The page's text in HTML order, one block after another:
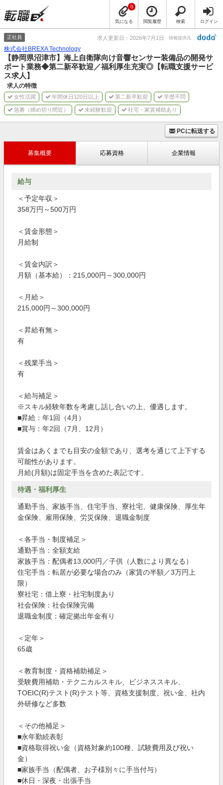
気になる
0
閲覧履歴 検索 ログイン
正社員 求人更新日：2026年7月1日 情報提供元
株式会社BREXA Technology
【静岡県沼津市】海上自衛隊向け音響センサー装備品の開発サ
ポート業務◆第二新卒歓迎／福利厚生充実◎【転職支援サービ
ス求人】
求人の特徴
女性活躍 年間休日120日以上 第二新卒歓迎 学歴不問
急募（締め切り間近） 未経験歓迎 社宅・家賃補助あり
PCに転送する
募集概要 応募資格 企業情報
給与
＜予定年収＞
358万円～500万円
＜賃金形態＞
月給制
＜賃金内訳＞
月額（基本給）：215,000円～300,000円
＜月給＞
215,000円～300,000円
＜昇給有無＞
有
＜残業手当＞
有
＜給与補足＞
※スキル経験年数を考慮し話し合いの上、優遇します。
■昇給：年1回（4月）
■賞与：年2回（7月、12月）
賃金はあくまでも目安の金額であり、選考を通じて上下する
可能性があります。
月給(月額)は固定手当を含めた表記です。
待遇・福利厚生
通勤手当、家族手当、住宅手当、寮社宅、健康保険、厚生年
金保険、雇用保険、労災保険、退職金制度
＜各手当・制度補足＞
通勤手当：全額支給
家族手当：配偶者13,000円／子供（人数により異なる）
住宅手当：転居が必要な場合のみ（家賃の半額／3万円上
限）
寮社宅：借上寮・社宅制度あり
社会保険：社会保険完備
退職金制度：確定拠出年金有り
＜定年＞
65歳
＜教育制度・資格補助補足＞
受験費用補助・テクニカルスキル、ビジネススキル、
TOEIC(R)テスト(R)テスト等、資格支援制度、祝い金、社内
外研修など多数
＜その他補足＞
■永年勤続表彰
■資格取得祝い金（資格対象約100種、試験費用及び祝い
金）
■家族手当（配偶者、お子様別々に手当付与）
■休日・深夜・出張手当